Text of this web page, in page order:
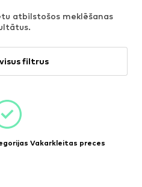
atbilstošos meklēšanas
filtrus
Vakarkleitas preces